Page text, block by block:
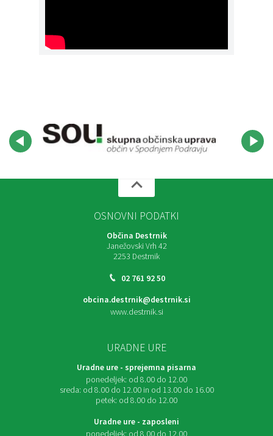
OSNOVNI PODATKI
Občina Destrnik
Janežovski Vrh 42
2253 Destrnik
02 761 92 50
obcina.destrnik@destrnik.si
www.destrnik.si
URADNE URE
Uradne ure - sprejemna pisarna
ponedeljek: od 8.00 do 12.00
sreda: od 8.00 do 12.00 in od 13.00 do 16.00
petek: od 8.00 do 12.00
Uradne ure - zaposleni
ponedeljek: od 8.00 do 12.00